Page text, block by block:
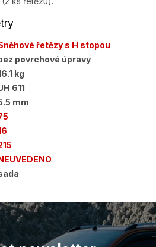
řetězy s H stopou
povrchové úpravy
kg
611
mm